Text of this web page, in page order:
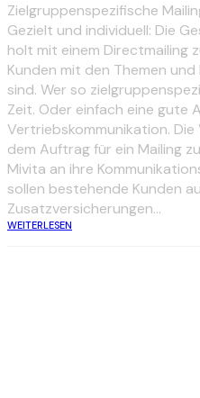
Zielgruppenspezifische
Gezielt und individuell: Die
holt mit einem Directmailing
Kunden mit den Themen
sind. Wer so
Zeit. Oder einfach eine gute
Vertriebskommunikation.
dem Auftrag für ein Mailing
Mivita an ihre
sollen bestehende Kunden
Zusatzversicherungen...
WEITERLESEN